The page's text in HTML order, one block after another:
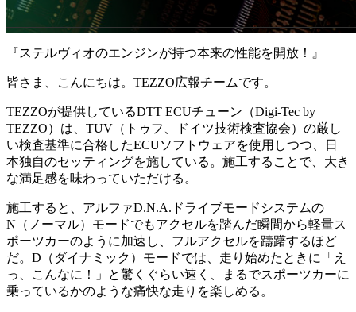
『ステルヴィオのエンジンが持つ本来の性能を開放！』
皆さま、こんにちは。TEZZO広報チームです。
TEZZOが提供しているDTT ECUチューン（Digi-Tec by
TEZZO）は、TUV（トゥフ、ドイツ技術検査協会）の厳し
い検査基準に合格したECUソフトウェアを使用しつつ、日
本独自のセッティングを施している。施工することで、大き
な満足感を味わっていただける。
施工すると、アルファD.N.A.ドライブモードシステムの
N（ノーマル）モードでもアクセルを踏んだ瞬間から軽量ス
ポーツカーのように加速し、フルアクセルを躊躇するほど
だ。D（ダイナミック）モードでは、走り始めたときに「え
っ、こんなに！」と驚くぐらい速く、まるでスポーツカーに
乗っているかのような痛快な走りを楽しめる。